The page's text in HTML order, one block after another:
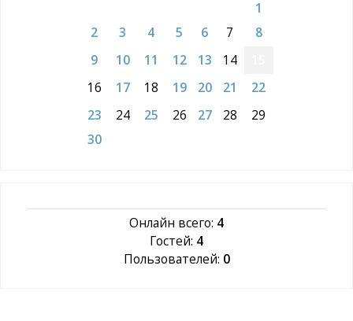
1
2
3 4 5 6 7
8
9
10 11 12 13 14
16
17 18 19 20 21
22
23
24 25 26 27 28
29
30
Онлайн всего: 4
Гостей: 4
Пользователей: 0